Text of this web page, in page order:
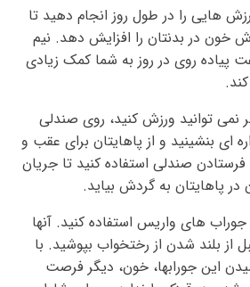
هایی را در طول روز انجام دهید تا
خون در بدنتان را افزایش دهد. نیم
پیاده روی در روز به شما کمک زیادی
نمی توانید ورزش کنید، روی صندلی
ای بنشینید و از پاهایتان برای عقب و
صندلی استفاده کنید تا جریان
پاهایتان به گردش بیاید.
جوراب های واریس استفاده کنید. آنها
از بلند شدن از رختخواب بپوشید. با
این جورابها، خون، دیگر فرصت